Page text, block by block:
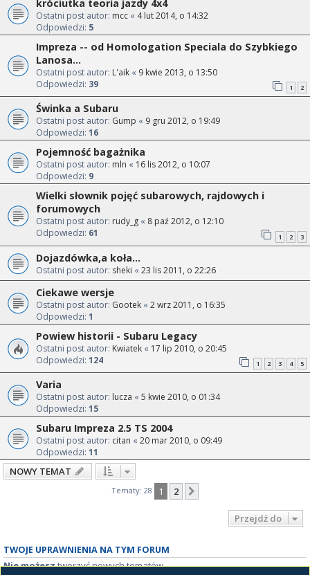
króciutka teoria jazdy 4x4
Ostatni post autor: mcc « 4 lut 2014, o 14:32
Odpowiedzi: 5
Impreza -- od Homologation Speciala do Szybkiego
Lanosa...
Ostatni post autor: L'aik « 9 kwie 2013, o 13:50
Odpowiedzi: 39 1 2
Świnka a Subaru
Ostatni post autor: Gump « 9 gru 2012, o 19:49
Odpowiedzi: 16
Pojemność bagażnika
Ostatni post autor: mln « 16 lis 2012, o 10:07
Odpowiedzi: 9
Wielki słownik pojęć subarowych, rajdowych i
forumowych
Ostatni post autor: rudy_g « 8 paź 2012, o 12:10
Odpowiedzi: 61 1 2 3
Dojazdówka,a koła...
Ostatni post autor: sheki « 23 lis 2011, o 22:26
Ciekawe wersje
Ostatni post autor: Gootek « 2 wrz 2011, o 16:35
Odpowiedzi: 1
Powiew historii - Subaru Legacy
Ostatni post autor: Kwiatek « 17 lip 2010, o 20:45
Odpowiedzi: 124 1 2 3 4 5
Varia
Ostatni post autor: lucza « 5 kwie 2010, o 01:34
Odpowiedzi: 15
Subaru Impreza 2.5 TS 2004
Ostatni post autor: citan « 20 mar 2010, o 09:49
Odpowiedzi: 11
NOWY TEMAT
Tematy: 28 1 2
Przejdź do
TWOJE UPRAWNIENIA NA TYM FORUM
Nie możesztworzyć nowych tematów